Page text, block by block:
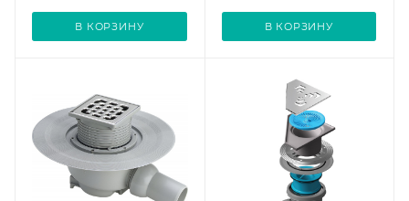
В КОРЗИНУ В КОРЗИНУ